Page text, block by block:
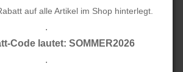
auf alle Artikel im Shop hinterlegt.
.
Code lautet: SOMMER2026
.